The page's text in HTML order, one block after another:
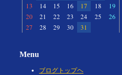
13
14 15 16 17 18
19
20
21 22 23 24 25
26
27
28 29 30 31
Menu
ブログトップヘ